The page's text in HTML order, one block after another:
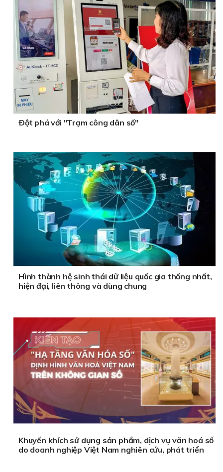
Ðột phá với "Trạm công dân số"
Hình thành hệ sinh thái dữ liệu quốc gia thống nhất,
hiện đại, liên thông và dùng chung
Khuyến khích sử dụng sản phẩm, dịch vụ văn hoá số
do doanh nghiệp Việt Nam nghiên cứu, phát triển